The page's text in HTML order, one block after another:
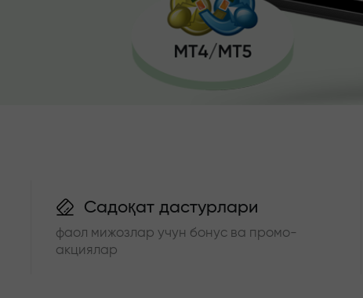
Садоқат дастурлари
фаол мижозлар учун бонус ва промо-
акциялар